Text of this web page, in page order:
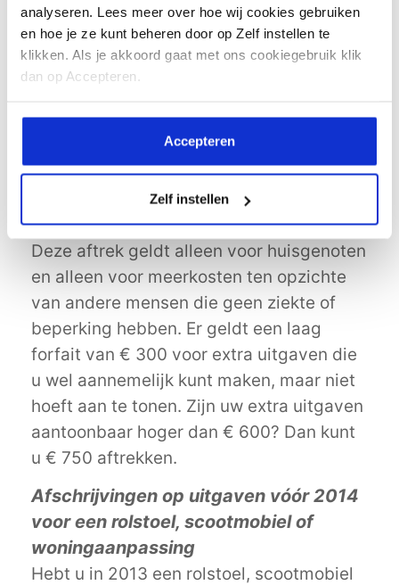
analyseren. Lees meer over hoe wij cookies gebruiken
en hoe je ze kunt beheren door op Zelf instellen te
klikken. Als je akkoord gaat met ons cookiegebruik klik
dan op Accepteren.
Accepteren
Zelf instellen
zitten als u. Dat lukt alleen als u (1) een
volledige administratie bijhoudt van al uw
vervoerskosten en (2) kunt nagaan wat
een vergelijkbaar iemand normaal
tabel hiervoor kunt u vinden op de site
van hetNibud.
Extra uitgaven voor kleding en
beddengoed (vast bedrag)
Deze aftrek geldt alleen voor huisgenoten
en alleen voor meerkosten ten opzichte
van andere mensen die geen ziekte of
beperking hebben. Er geldt een laag
forfait van € 300 voor extra uitgaven die
u wel aannemelijk kunt maken, maar niet
hoeft aan te tonen. Zijn uw extra uitgaven
aantoonbaar hoger dan € 600? Dan kunt
u € 750 aftrekken.
Afschrijvingen op uitgaven vóór 2014
voor een rolstoel, scootmobiel of
woningaanpassing
Hebt u in 2013 een rolstoel, scootmobiel